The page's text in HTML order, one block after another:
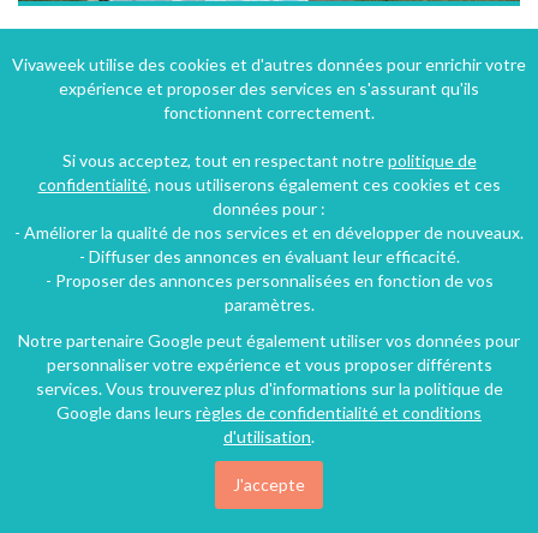
Camping Soleil Levant -Ribes à Meschers sur Gironde (17)
Meschers-sur-Gironde (18 km), Charente-Maritime, Poitou-Charentes, Nouvelle-Aquitaine, France
125€/nuit
Vivaweek utilise des cookies et d'autres données pour enrichir votre
expérience et proposer des services en s'assurant qu'ils
fonctionnent correctement.
Si vous acceptez, tout en respectant notrepolitique de
confidentialité, nous utiliserons également ces cookies et ces
données pour :
- Améliorer la qualité de nos services et en développer de nouveaux.
- Diffuser des annonces en évaluant leur efficacité.
- Proposer des annonces personnalisées en fonction de vos
paramètres.
Notre partenaire Google peut également utiliser vos données pour
personnaliser votre expérience et vous proposer différents
services. Vous trouverez plus d'informations sur la politique de
Google dans leurs règles de confidentialité et conditions
d'utilisation.
J'accepte